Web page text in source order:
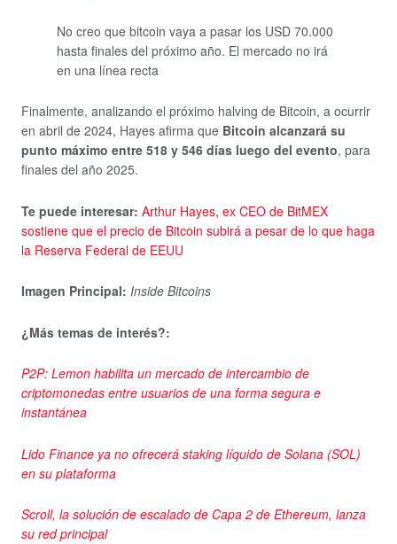
No creo que bitcoin vaya a pasar los USD 70.000
hasta finales del próximo año. El mercado no irá
en una línea recta
Finalmente, analizando el próximo halving de Bitcoin, a ocurrir
en abril de 2024, Hayes afirma que Bitcoin alcanzará su
punto máximo entre 518 y 546 días luego del evento, para
finales del año 2025.
Te puede interesar: Arthur Hayes, ex CEO de BitMEX
sostiene que el precio de Bitcoin subirá a pesar de lo que haga
la Reserva Federal de EEUU
Imagen Principal: Inside Bitcoins
¿Más temas de interés?:
P2P: Lemon habilita un mercado de intercambio de
criptomonedas entre usuarios de una forma segura e
instantánea
Lido Finance ya no ofrecerá staking líquido de Solana (SOL)
en su plataforma
Scroll, la solución de escalado de Capa 2 de Ethereum, lanza
su red principal